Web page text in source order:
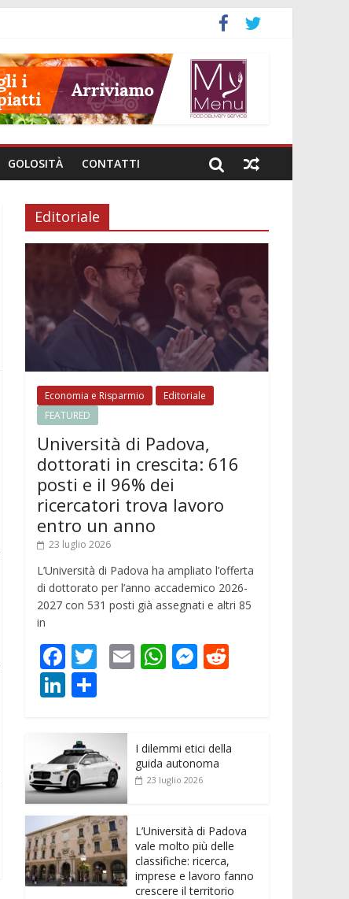
GOLOSITÀ CONTATTI
Editoriale
Economia e Risparmio
Editoriale
FEATURED
Università di Padova,
dottorati in crescita: 616
posti e il 96% dei
ricercatori trova lavoro
entro un anno
23 luglio 2026
L’Università di Padova ha ampliato l’offerta
di dottorato per l’anno accademico 2026-
2027 con 531 posti già assegnati e altri 85
in
F
ac
e
b
o
o
k
T
er
E W
A
p
M
n
g
t
Li
k
e
dI
n
n
di
vi
di
I dilemmi etici della
guida autonoma
23 luglio 2026
L’Università di Padova
vale molto più delle
classifiche: ricerca,
imprese e lavoro fanno
crescere il territorio